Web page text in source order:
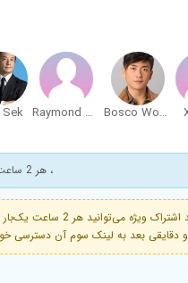
Bosco Wong
Raymond Bak-Ming Wong
، هر 2 ساعت یک فیلم برای یک کاربر ویژه
فعال است. با خرید اشتراک